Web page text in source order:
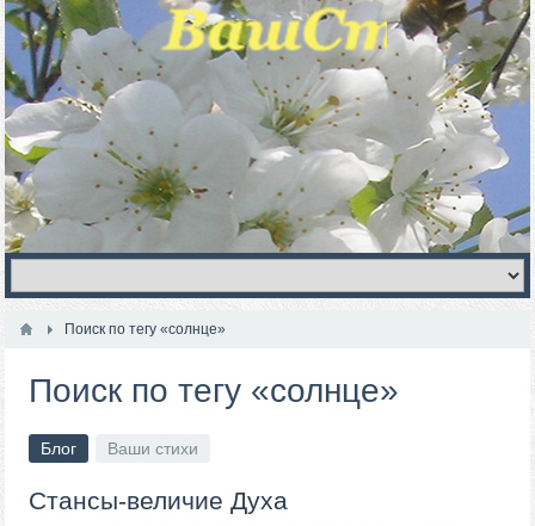
Поиск по тегу «солнце»
Поиск по тегу «солнце»
Блог Ваши стихи
Стансы-величие Духа